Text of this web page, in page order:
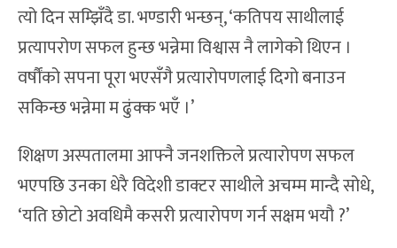
त्यो दिन सम्झिँदै डा. भण्डारी भन्छन्, ‘कतिपय साथीलाई
प्रत्यापरोण सफल हुन्छ भन्नेमा विश्वास नै लागेको थिएन ।
वर्षौंको सपना पूरा भएसँगै प्रत्यारोपणलाई दिगो बनाउन
सकिन्छ भन्नेमा म ढुंक्क भएँ ।’
शिक्षण अस्पतालमा आफ्नै जनशक्तिले प्रत्यारोपण सफल
भएपछि उनका धेरै विदेशी डाक्टर साथीले अचम्म मान्दै सोधे,
‘यति छोटो अवधिमै कसरी प्रत्यारोपण गर्न सक्षम भयौ ?’